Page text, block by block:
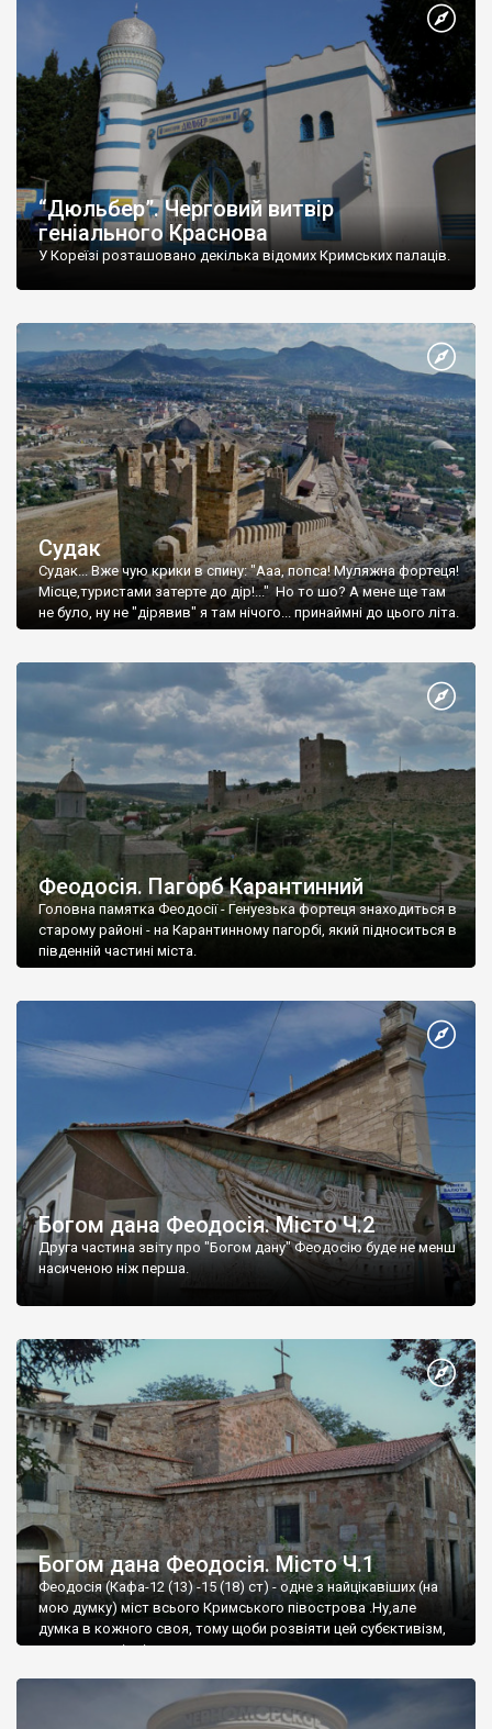
“Дюльбер”. Черговий витвір
геніального Краснова
У Кореїзі розташовано декілька відомих Кримських палаців.
Судак
Судак... Вже чую крики в спину: "Ааа, попса! Муляжна фортеця!
Місце,туристами затерте до дір!..." Но то шо? А мене ще там
не було, ну не "дірявив" я там нічого... принаймні до цього літа.
Феодосія. Пагорб Карантинний
Головна памятка Феодосії - Генуезька фортеця знаходиться в
старому районі - на Карантинному пагорбі, який підноситься в
південній частині міста.
Богом дана Феодосія. Місто Ч.2
Друга частина звіту про "Богом дану" Феодосію буде не менш
насиченою ніж перша.
Богом дана Феодосія. Місто Ч.1
Феодосія (Кафа-12 (13) -15 (18) ст) - одне з найцікавіших (на
мою думку) міст всього Кримського півострова .Ну,але
думка в кожного своя, тому щоби розвіяти цей субєктивізм,
запрошую відвідати це